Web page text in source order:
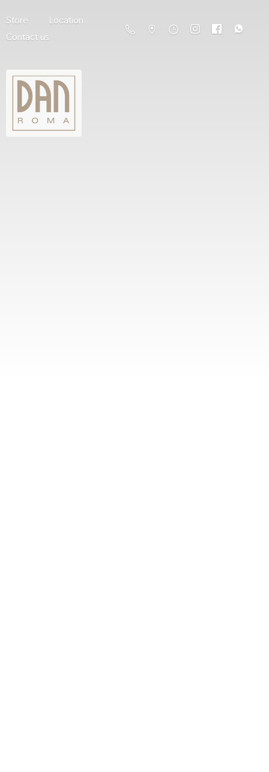
Store
Location
Contact us